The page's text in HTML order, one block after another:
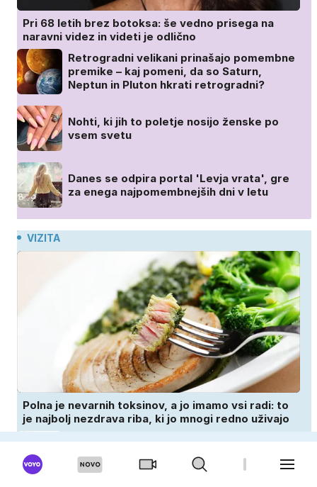
Pri 68 letih brez botoksa: še vedno prisega na
naravni videz in videti je odlično
Retrogradni velikani prinašajo pomembne
premike – kaj pomeni, da so Saturn,
Neptun in Pluton hkrati retrogradni?
Nohti, ki jih to poletje nosijo ženske po
vsem svetu
Danes se odpira portal 'Levja vrata', gre
za enega najpomembnejših dni v letu
VIZITA
Polna je nevarnih toksinov, a jo imamo vsi radi: to
je najbolj nezdrava riba, ki jo mnogi redno uživajo
temperaturam